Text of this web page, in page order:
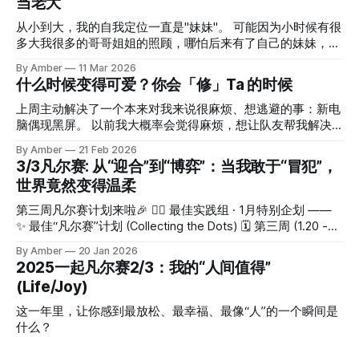
从小到大，我的自我定位一直是"妹妹"。 可能因为小时候有很
多大我很多的哥哥姐姐的照顾，哪怕后来有了自己的妹妹，也
照顾者的状态。哪怕有了孩子，生活上也更多是婆婆在照顾。
在工作中也有过带团队的机会，但我从来没把自己定位成一个
老大。我会觉得：反正也不是我自己想带的，然后假装淡定，
实际上根本没啥判断力。 从来没有一种要"罩着别人"的感觉。
个角色的责任，我没办法啊~！ 直到昨晚和娃在一次冲突后聊
完，我突然有了当一个好老大的动力。我想罩他。 我的第一
个"小弟"，就是我儿子了。 但这个念头不是一下子来的，是很
多点的共同影响。 白胡子的魅力 上周我给娃分享《海贼王》
里的"顶上之战"，结果自己看得欲罢不能。 再看的时候发现白
胡子好有魅力。 艾斯最初各种挑战他，他就任由艾斯挑战。
当艾斯选择留在白胡子海贼团之后，
By Amber 11 Mar 2026
什么时候变得可爱？你会「修」Ta 的时候
上周主动解决了一个本来对我来说很麻烦、想逃避的事：新电
脑偶现黑屏。 以前我大概率会觉得麻烦，想让队友帮我解决
了解 Apple Care 政策，升级系统、备份、重装系统，先用旧
电脑工作等等麻烦事。 面临一些决策：要不要去第三方？万
一要拆机怎么办？是不是效率很低？再等等看电脑是不是会自
动好转？ 最后，我不仅了解到不少信息，还实现了我的目
标：在年前拿到免费换过屏幕的笔记本。 更开心的是，面对
吐槽，哈哈） ⭐️雪梅姐播客录制 平常和雪梅姐约教练，都是根
据我的困扰来讨论，从一些点出发，引出一些理念。但这次是
我来探索雪梅姐的故事，在这样一来一回的追问中，看到的是
故事，是线和面。 雪梅姐提到：转变的第一步是对自己诚
实。 这是我一直以来的感受，但直到雪梅姐提出来，我才意
识到。 雪梅姐说旷野没有自由，但有「活出自我」体验的
By Amber 21 Feb 2026
3/3凡尔赛: 从“迎合”到“博弈”：当我敢于“冒犯”，
世界竟然变得温柔
第三周凡尔赛计划来啦🎉 🏄‍♀️ 最佳实践组 · 1月特别企划 ——
✨ 最佳“凡尔赛”计划 (Collecting the Dots) 🗓 第三周 (1.20 -
你做出的一个最正确的决定，或者打破的一个旧认知。 引
导： “以前我总以为……今年我终于发现……”。分享一个你今年
最重要的“Aha Moment”（顿悟时刻）。 我的回答 2025 年，
我打破的一个最旧的认知是： 关系中最好的状态，不是“静态
的迎合”，而是“动态的博弈”。 1. 以前我总以为…… 作为盖洛
By Amber 20 Jan 2026
2025一起凡尔赛2/3：我的“人间值得”
(Life/Joy)
这一年里，让你感到最放松、最幸福、最像“人”的一个瞬间是
什么？